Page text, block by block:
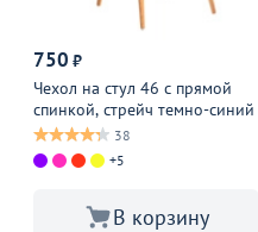
750 ₽
Чехол на стул 46 с прямой
спинкой, стрейч темно-синий
38
+5
В корзину